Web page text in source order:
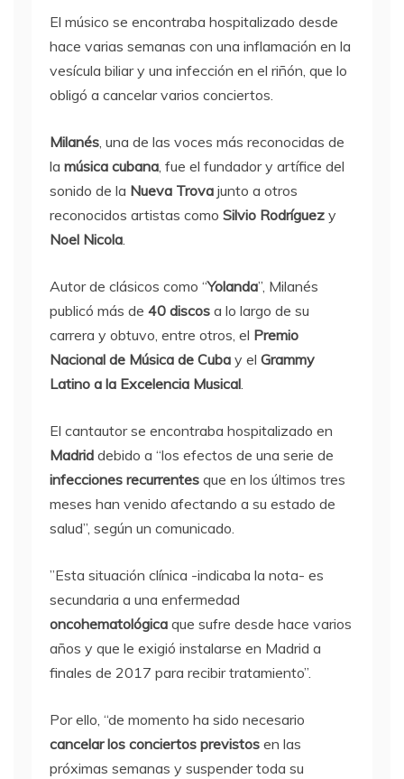
El músico se encontraba hospitalizado desde
hace varias semanas con una inflamación en la
vesícula biliar y una infección en el riñón, que lo
obligó a cancelar varios conciertos.
Milanés, una de las voces más reconocidas de
la música cubana, fue el fundador y artífice del
sonido de la Nueva Trova junto a otros
reconocidos artistas como Silvio Rodríguez y
Noel Nicola.
Autor de clásicos como “Yolanda”, Milanés
publicó más de 40 discos a lo largo de su
carrera y obtuvo, entre otros, el Premio
Nacional de Música de Cuba y el Grammy
Latino a la Excelencia Musical.
El cantautor se encontraba hospitalizado en
Madrid debido a “los efectos de una serie de
infecciones recurrentes que en los últimos tres
meses han venido afectando a su estado de
salud”, según un comunicado.
”Esta situación clínica -indicaba la nota- es
secundaria a una enfermedad
oncohematológica que sufre desde hace varios
años y que le exigió instalarse en Madrid a
finales de 2017 para recibir tratamiento”.
Por ello, “de momento ha sido necesario
cancelar los conciertos previstos en las
próximas semanas y suspender toda su